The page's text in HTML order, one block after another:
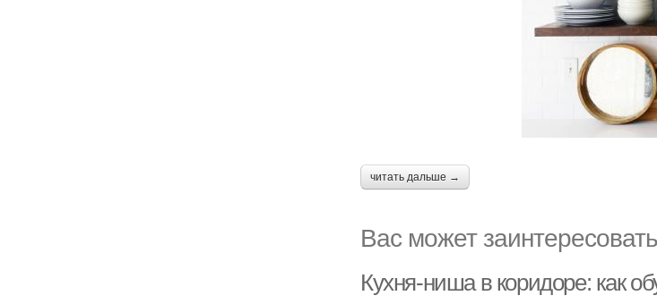
читать дальше →
Вас может заинтересовать
Кухня-ниша в коридоре: как